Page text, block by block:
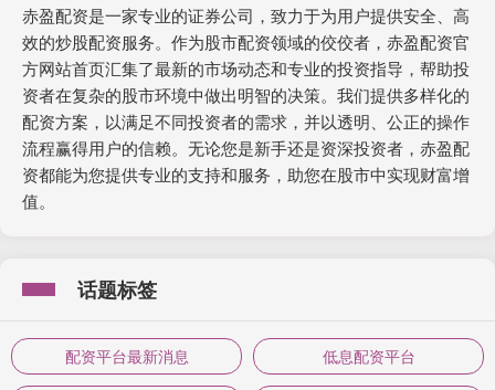
赤盈配资是一家专业的证券公司，致力于为用户提供安全、高
效的炒股配资服务。作为股市配资领域的佼佼者，赤盈配资官
方网站首页汇集了最新的市场动态和专业的投资指导，帮助投
资者在复杂的股市环境中做出明智的决策。我们提供多样化的
配资方案，以满足不同投资者的需求，并以透明、公正的操作
流程赢得用户的信赖。无论您是新手还是资深投资者，赤盈配
资都能为您提供专业的支持和服务，助您在股市中实现财富增
值。
话题标签
配资平台最新消息 低息配资平台